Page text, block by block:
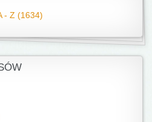
- Z (1634)